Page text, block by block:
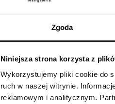
Zgoda
Niniejsza strona korzysta z
Wykorzystujemy pliki cookie do
ruch w naszej witrynie.
reklamowym i analitycznym.